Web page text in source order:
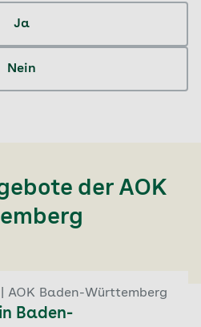
Südlicher Oberrhein
Ulm-Biberach
Ja
Nein
der AOK
AOK Baden-Württemberg
Baden-